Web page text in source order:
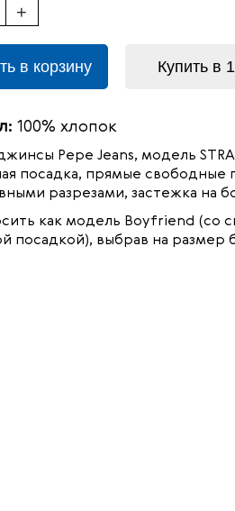
+
в корзину Купить в
100% хлопок
Pepe Jeans, модель
посадка, прямые свободные
разрезами, застежка на
как модель Boyfriend (со
посадкой), выбрав на размер